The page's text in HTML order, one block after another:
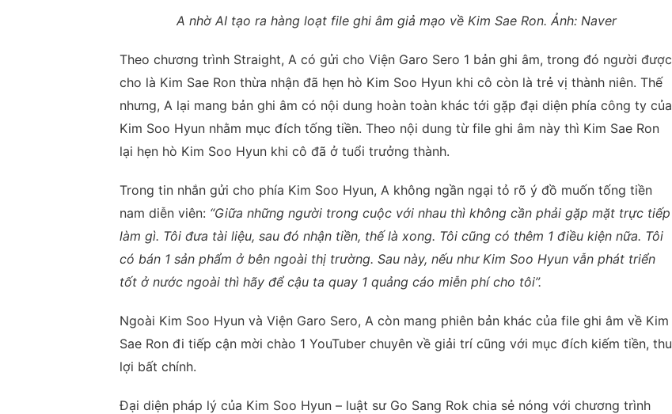
A nhờ AI tạo ra hàng loạt file ghi âm giả mạo về Kim Sae Ron. Ảnh: Naver
Theo chương trình Straight, A có gửi cho Viện Garo Sero 1 bản ghi âm, trong đó người được
cho là Kim Sae Ron thừa nhận đã hẹn hò Kim Soo Hyun khi cô còn là trẻ vị thành niên. Thế
nhưng, A lại mang bản ghi âm có nội dung hoàn toàn khác tới gặp đại diện phía công ty của
Kim Soo Hyun nhằm mục đích tống tiền. Theo nội dung từ file ghi âm này thì Kim Sae Ron
lại hẹn hò Kim Soo Hyun khi cô đã ở tuổi trưởng thành.
Trong tin nhắn gửi cho phía Kim Soo Hyun, A không ngần ngại tỏ rõ ý đồ muốn tống tiền
nam diễn viên: “Giữa những người trong cuộc với nhau thì không cần phải gặp mặt trực tiếp
làm gì. Tôi đưa tài liệu, sau đó nhận tiền, thế là xong. Tôi cũng có thêm 1 điều kiện nữa. Tôi
có bán 1 sản phẩm ở bên ngoài thị trường. Sau này, nếu như Kim Soo Hyun vẫn phát triển
tốt ở nước ngoài thì hãy để cậu ta quay 1 quảng cáo miễn phí cho tôi”.
Ngoài Kim Soo Hyun và Viện Garo Sero, A còn mang phiên bản khác của file ghi âm về Kim
Sae Ron đi tiếp cận mời chào 1 YouTuber chuyên về giải trí cũng với mục đích kiếm tiền, thu
lợi bất chính.
Đại diện pháp lý của Kim Soo Hyun – luật sư Go Sang Rok chia sẻ nóng với chương trình